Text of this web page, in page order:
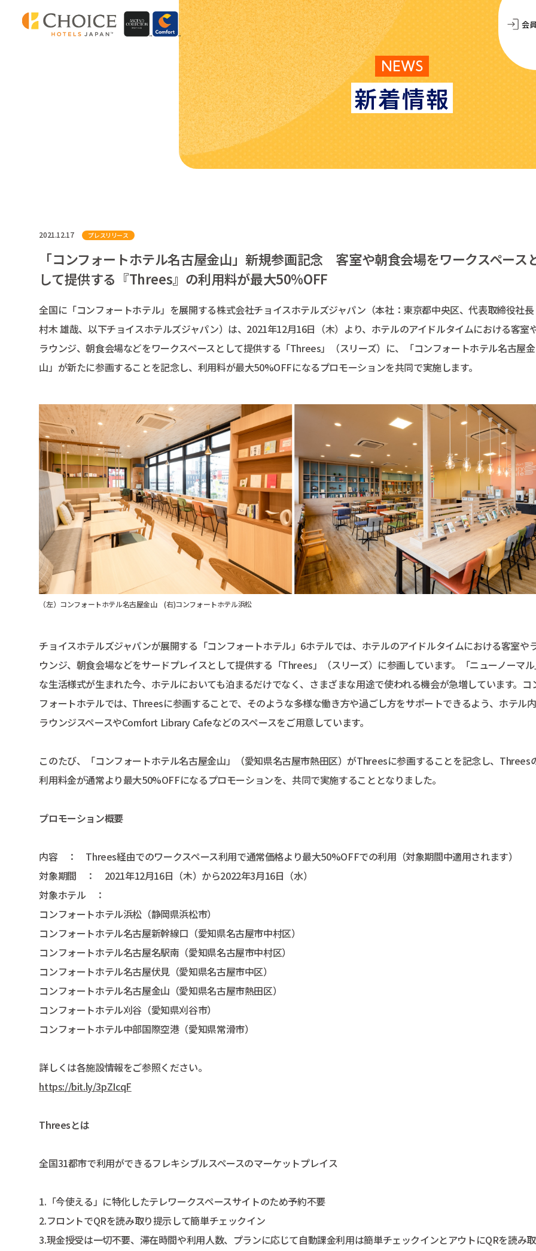
NEWS
新着情報
会
2021.12.17 プレスリリース
「コンフォートホテル名古屋金山」新規参画記念 客室や朝食会場をワークスペース
して提供する『Threes』の利用料が最大50%OFF
全国に「コンフォートホテル」を展開する株式会社チョイスホテルズジャパン（本社：東京都中央区、代表取締役社
村木 雄哉、以下チョイスホテルズジャパン）は、2021年12月16日（木）より、ホテルのアイドルタイムにおける客室
ラウンジ、朝食会場などをワークスペースとして提供する「Threes」（スリーズ）に、「コンフォートホテル名古屋金
山」が新たに参画することを記念し、利用料が最大50%OFFになるプロモーションを共同で実施します。
（左）コンフォートホテル名古屋金山 (右)コンフォートホテル浜松
チョイスホテルズジャパンが展開する「コンフォートホテル」6ホテルでは、ホテルのアイドルタイムにおける客室や
ウンジ、朝食会場などをサードプレイスとして提供する「Threes」（スリーズ）に参画しています。「ニューノーマ
な生活様式が生まれた今、ホテルにおいても泊まるだけでなく、さまざまな用途で使われる機会が急増しています。コ
フォートホテルでは、Threesに参画することで、そのような多様な働き方や過ごし方をサポートできるよう、ホテル
ラウンジスペースやComfort Library Cafeなどのスペースをご用意しています。
このたび、「コンフォートホテル名古屋金山」（愛知県名古屋市熱田区）がThreesに参画することを記念し、Threes
利用料金が通常より最大50%OFFになるプロモーションを、共同で実施することとなりました。
プロモーション概要
内容 ： Threes経由でのワークスペース利用で通常価格より最大50%OFFでの利用（対象期間中適用されます）
対象期間 ： 2021年12月16日（木）から2022年3月16日（水）
対象ホテル ：
コンフォートホテル浜松（静岡県浜松市）
コンフォートホテル名古屋新幹線口（愛知県名古屋市中村区）
コンフォートホテル名古屋名駅南（愛知県名古屋市中村区）
コンフォートホテル名古屋伏見（愛知県名古屋市中区）
コンフォートホテル名古屋金山（愛知県名古屋市熱田区）
コンフォートホテル刈谷（愛知県刈谷市）
コンフォートホテル中部国際空港（愛知県常滑市）
詳しくは各施設情報をご参照ください。
https://bit.ly/3pZIcqF
Threesとは
全国31都市で利⽤ができるフレキシブルスペースのマーケットプレイス
1.「今使える」に特化したテレワークスペースサイトのため予約不要
2.フロントでQRを読み取り提⽰して簡単チェックイン
3.現⾦授受は⼀切不要、滞在時間や利⽤⼈数、プランに応じて⾃動課⾦利⽤は簡単チェックインとアウトにQRを読み